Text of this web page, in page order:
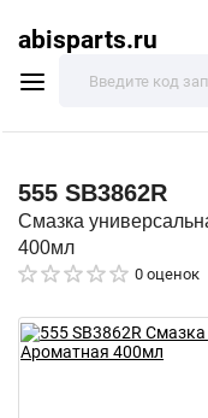
abisparts.ru
555 SB3862R
Смазка
400мл
0 оценок